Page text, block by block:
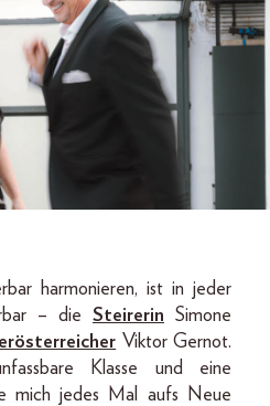
harmonieren, ist in jeder
– die Steirerin Simone
Viktor Gernot.
Klasse und eine
mich jedes Mal aufs Neue